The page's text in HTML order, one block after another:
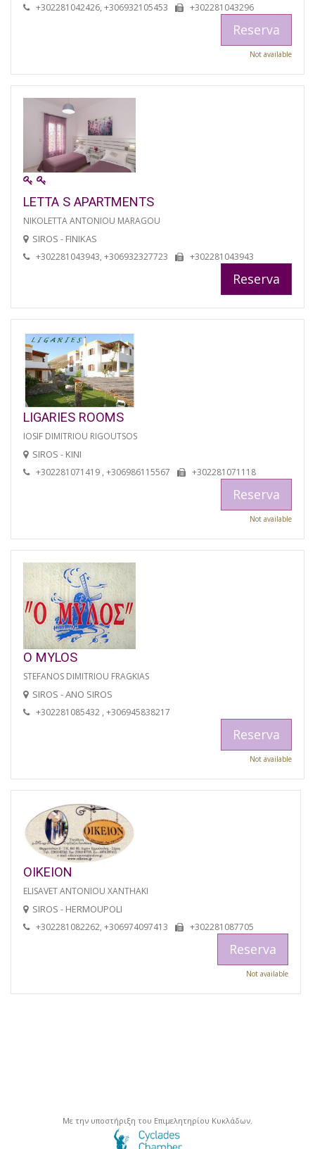
+302281042426, +306932105453 +302281043296
Reserva
Not available
LETTA S APARTMENTS
NIKOLETTA ANTONIOU MARAGOU
SIROS - FINIKAS
+302281043943, +306932327723 +302281043943
Reserva
LIGARIES ROOMS
IOSIF DIMITRIOU RIGOUTSOS
SIROS - KINI
+302281071419 , +306986115567 +302281071118
Reserva
Not available
O MYLOS
STEFANOS DIMITRIOU FRAGKIAS
SIROS - ANO SIROS
+302281085432 , +306945838217
Reserva
Not available
OIKEION
ELISAVET ANTONIOU XANTHAKI
SIROS - HERMOUPOLI
+302281082262, +306974097413 +302281087705
Reserva
Not available
Με την υποστήριξη του Επιμελητηρίου Κυκλάδων.